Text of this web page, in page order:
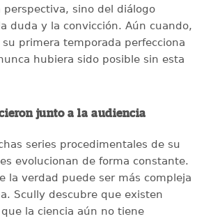
sino del diálogo
duda y la convicción. Aún cuando,
primera temporada perfecciona
hubiera sido posible sin esta
junto a la audiencia
series procedimentales de su
evolucionan de forma constante.
la verdad puede ser más compleja
Scully descubre que existen
la ciencia aún no tiene